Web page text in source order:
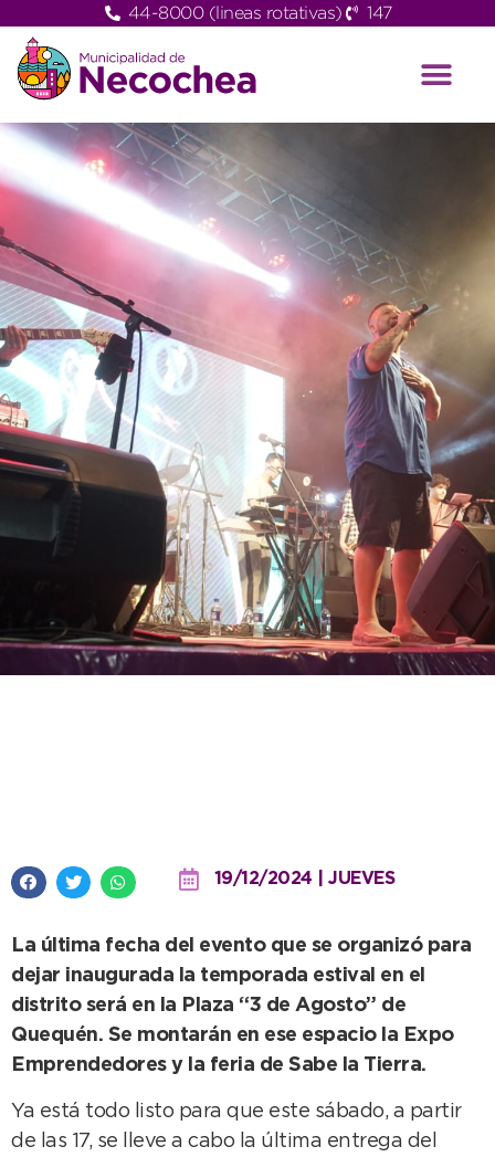
44-8000 (lineas rotativas) 147
19/12/2024 | JUEVES
La última fecha del evento que se organizó para
dejar inaugurada la temporada estival en el
distrito será en la Plaza “3 de Agosto” de
Quequén. Se montarán en ese espacio la Expo
Emprendedores y la feria de Sabe la Tierra.
Ya está todo listo para que este sábado, a partir
de las 17, se lleve a cabo la última entrega del